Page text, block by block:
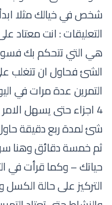
شخص في خيالك مثلا
التعليقات : انت معتاد
هي التي تتحكم بك
الشئ فحاول ان تتغلب
التمرين عدة مرات في
4 اجزاء حتى يسهل
شئ لمدة ربع دقيقة
ثم خمسة دقائق
حياتك – وكما قرأت في
التركيز على حالة